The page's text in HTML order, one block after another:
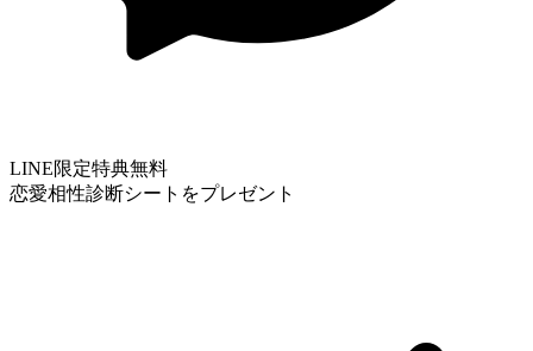
LINE限定特典無料
恋愛相性診断シートをプレゼント